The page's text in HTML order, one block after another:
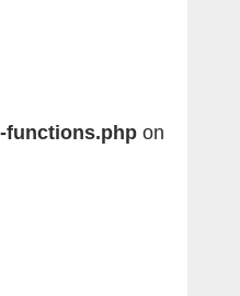
functions.php on